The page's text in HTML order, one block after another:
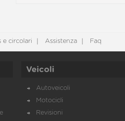
e circolari Assistenza Faq
Veicoli
Autoveicoli
Motocicli
Revisioni